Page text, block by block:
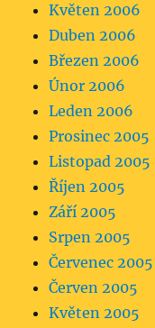
Květen 2006
Duben 2006
Březen 2006
Únor 2006
Leden 2006
Prosinec 2005
Listopad 2005
Říjen 2005
Září 2005
Srpen 2005
Červenec 2005
Červen 2005
Květen 2005